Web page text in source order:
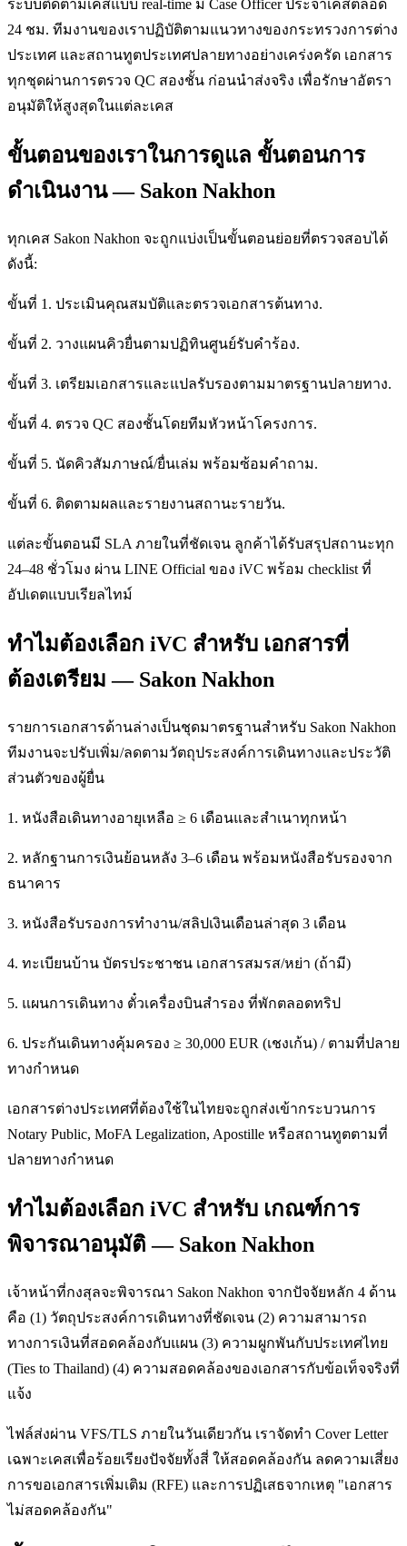
ระบบติดตามเคสแบบ real-time มี Case Officer ประจำเคสตลอด
24 ชม. ทีมงานของเราปฏิบัติตามแนวทางของกระทรวงการต่าง
ประเทศ และสถานทูตประเทศปลายทางอย่างเคร่งครัด เอกสาร
ทุกชุดผ่านการตรวจ QC สองชั้น ก่อนนำส่งจริง เพื่อรักษาอัตรา
อนุมัติให้สูงสุดในแต่ละเคส
ขั้นตอนของเราในการดูแล ขั้นตอนการ
ดำเนินงาน — Sakon Nakhon
ทุกเคส Sakon Nakhon จะถูกแบ่งเป็นขั้นตอนย่อยที่ตรวจสอบได้
ดังนี้:
ขั้นที่ 1. ประเมินคุณสมบัติและตรวจเอกสารต้นทาง.
ขั้นที่ 2. วางแผนคิวยื่นตามปฏิทินศูนย์รับคำร้อง.
ขั้นที่ 3. เตรียมเอกสารและแปลรับรองตามมาตรฐานปลายทาง.
ขั้นที่ 4. ตรวจ QC สองชั้นโดยทีมหัวหน้าโครงการ.
ขั้นที่ 5. นัดคิวสัมภาษณ์/ยื่นเล่ม พร้อมซ้อมคำถาม.
ขั้นที่ 6. ติดตามผลและรายงานสถานะรายวัน.
แต่ละขั้นตอนมี SLA ภายในที่ชัดเจน ลูกค้าได้รับสรุปสถานะทุก
24–48 ชั่วโมง ผ่าน LINE Official ของ iVC พร้อม checklist ที่
อัปเดตแบบเรียลไทม์
ทำไมต้องเลือก iVC สำหรับ เอกสารที่
ต้องเตรียม — Sakon Nakhon
รายการเอกสารด้านล่างเป็นชุดมาตรฐานสำหรับ Sakon Nakhon
ทีมงานจะปรับเพิ่ม/ลดตามวัตถุประสงค์การเดินทางและประวัติ
ส่วนตัวของผู้ยื่น
1. หนังสือเดินทางอายุเหลือ ≥ 6 เดือนและสำเนาทุกหน้า
2. หลักฐานการเงินย้อนหลัง 3–6 เดือน พร้อมหนังสือรับรองจาก
ธนาคาร
3. หนังสือรับรองการทำงาน/สลิปเงินเดือนล่าสุด 3 เดือน
4. ทะเบียนบ้าน บัตรประชาชน เอกสารสมรส/หย่า (ถ้ามี)
5. แผนการเดินทาง ตั๋วเครื่องบินสำรอง ที่พักตลอดทริป
6. ประกันเดินทางคุ้มครอง ≥ 30,000 EUR (เชงเก้น) / ตามที่ปลาย
ทางกำหนด
เอกสารต่างประเทศที่ต้องใช้ในไทยจะถูกส่งเข้ากระบวนการ
Notary Public, MoFA Legalization, Apostille หรือสถานทูตตามที่
ปลายทางกำหนด
ทำไมต้องเลือก iVC สำหรับ เกณฑ์การ
พิจารณาอนุมัติ — Sakon Nakhon
เจ้าหน้าที่กงสุลจะพิจารณา Sakon Nakhon จากปัจจัยหลัก 4 ด้าน
คือ (1) วัตถุประสงค์การเดินทางที่ชัดเจน (2) ความสามารถ
ทางการเงินที่สอดคล้องกับแผน (3) ความผูกพันกับประเทศไทย
(Ties to Thailand) (4) ความสอดคล้องของเอกสารกับข้อเท็จจริงที่
แจ้ง
ไฟล์ส่งผ่าน VFS/TLS ภายในวันเดียวกัน เราจัดทำ Cover Letter
เฉพาะเคสเพื่อร้อยเรียงปัจจัยทั้งสี่ ให้สอดคล้องกัน ลดความเสี่ยง
การขอเอกสารเพิ่มเติม (RFE) และการปฏิเสธจากเหตุ "เอกสาร
ไม่สอดคล้องกัน"